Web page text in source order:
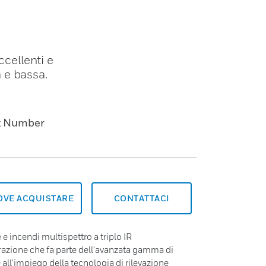
e
bassa.
Number
ACQUISTARE CONTATTACI
e incendi multispettro a triplo IR
che fa parte dell'avanzata gamma di
all'impiego della tecnologia di rilevazione